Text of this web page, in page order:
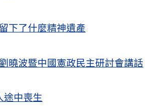
下了什麼精神遺產
曉波暨中國憲政民主研討會講話
途中喪生